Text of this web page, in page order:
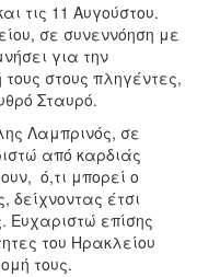
τις 11 Αυγούστου.
σε συνεννόηση με
για την
στους πληγέντες,
Σταυρό.
Λαμπρινός, σε
από καρδιάς
ό,τι μπορεί ο
δείχνοντας έτσι
επίσης
του Ηρακλείου
τους.